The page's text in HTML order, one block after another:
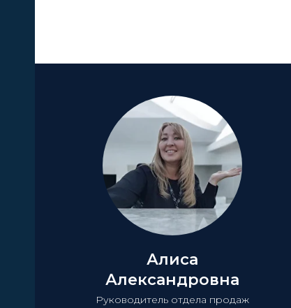
Алиса
Александровна
Руководитель отдела продаж